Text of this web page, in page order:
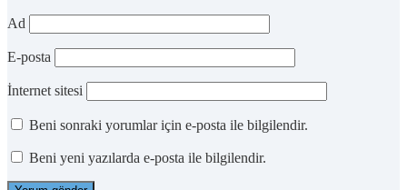
Ad
E-posta
İnternet sitesi
Beni sonraki yorumlar için e-posta ile bilgilendir.
Beni yeni yazılarda e-posta ile bilgilendir.